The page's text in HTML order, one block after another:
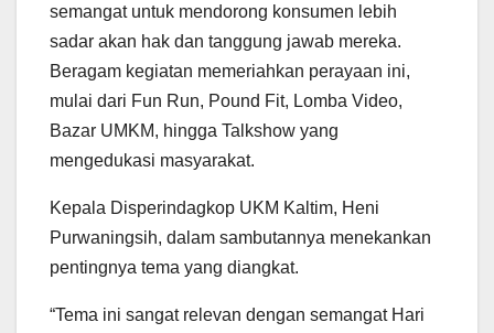
semangat untuk mendorong konsumen lebih
sadar akan hak dan tanggung jawab mereka.
Beragam kegiatan memeriahkan perayaan ini,
mulai dari Fun Run, Pound Fit, Lomba Video,
Bazar UMKM, hingga Talkshow yang
mengedukasi masyarakat.
Kepala Disperindagkop UKM Kaltim, Heni
Purwaningsih, dalam sambutannya menekankan
pentingnya tema yang diangkat.
“Tema ini sangat relevan dengan semangat Hari